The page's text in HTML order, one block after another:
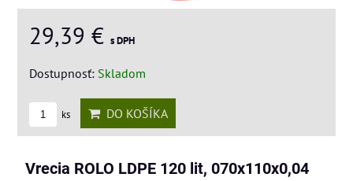
29,39 € s DPH
Dostupnosť: Skladom
ks DO KOŠÍKA
Vrecia ROLO LDPE 120 lit, 070x110x0,04